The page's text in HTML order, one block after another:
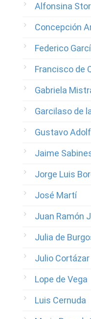
Alfonsina
Concepción
Federico
Francisco de
Gabriela
Garcilaso de
Gustavo
Jaime
Jorge Luis
José Martí
Juan Ramón
Julia de
Julio Cortázar
Lope de Vega
Luis Cernuda